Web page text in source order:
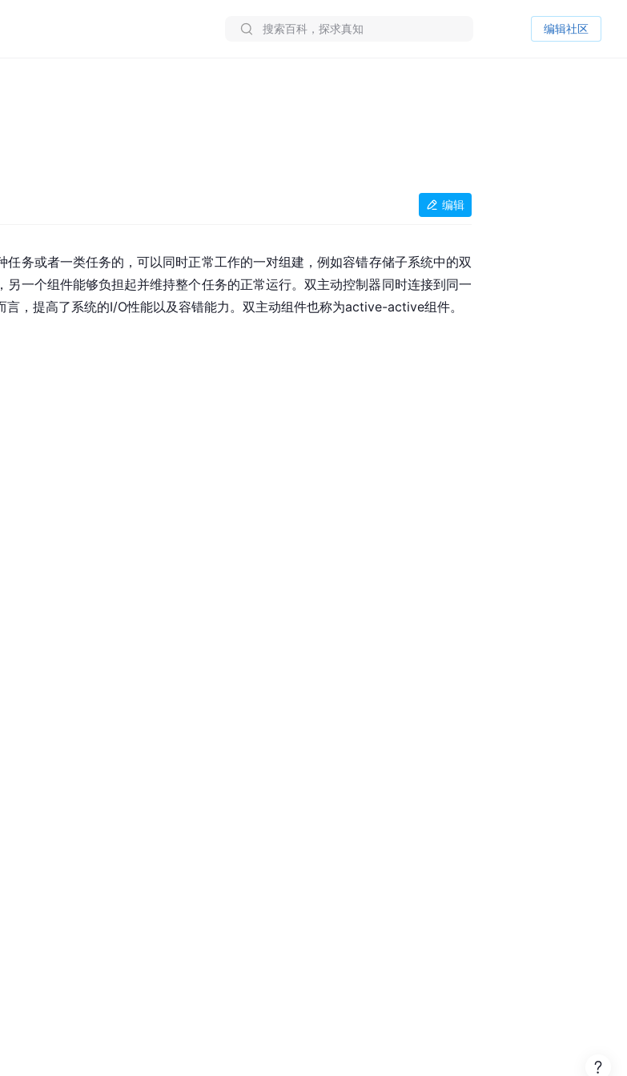
编辑社区
编辑
任务或者一类任务的，可以同时正常工作的一对组建，例如容错存储子系统中的双
一个组件能够负担起并维持整个任务的正常运行。双主动控制器同时连接到同一
，提高了系统的I/O性能以及容错能力。双主动组件也称为active-active组件。